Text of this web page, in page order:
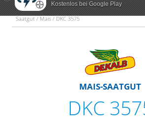
Kostenlos bei Google Play
Saatgut / Mais / DKC 3575
MAIS-SAATGUT
DKC